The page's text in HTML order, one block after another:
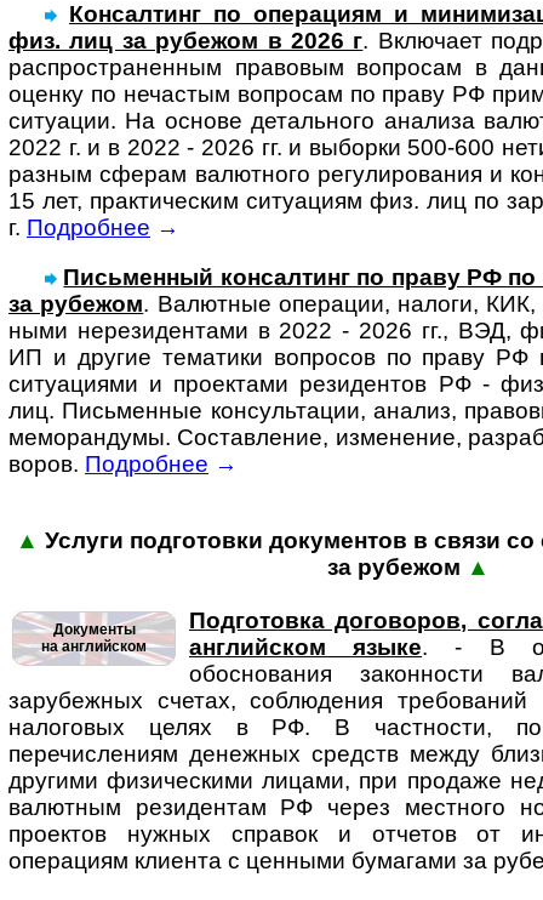
Консалтинг по операциям и
физ. лиц за рубежом в 2026 г. Вклю­чает
рас­про­ст­ра­нен­ным пра­во­вым воп­ро­сам в
оценку по нечас­тым воп­ро­сам по праву РФ
ситу­а­ции. На основе деталь­ного ана­лиза
2022 г. и в 2022 - 2026 гг. и выборки 500-600
раз­ным сфе­рам валют­ного регу­ли­ро­ва­ния и
15 лет, прак­тичес­ким ситу­а­циям физ. лиц по
г. Подробнее →
Письменный консал­тинг по праву РФ по
за ру­бе­жом. Ва­лют­ные опера­ции, налоги,
ными нере­зи­ден­тами в 2022 - 2026 гг., ВЭД,
ИП и другие тематики во­п­ро­сов по праву РФ
ситу­аци­ями и проек­тами рези­дентов РФ -
лиц. Пись­мен­ные кон­суль­та­ции, анализ,
ме­мо­ран­ду­мы. Состав­ление, изме­нение,
во­ров. Подробнее →
▲ Услуги подготовки доку­мен­тов в связи
за ру­бежом ▲
Документы
на английском
Подготовка договоров,
английском языке. - В
обоснования законности
зарубежных счетах, соблюдения
налоговых целях в РФ. В частности,
перечислениям денежных средств между
другими физическими лицами, при продаже
валютным резидентам РФ через местного
проектов нужных справок и отчетов от
операциям клиента с ценными бумагами за